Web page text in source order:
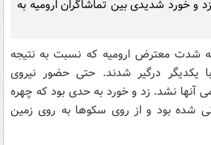
و خورد شدیدی بین تماشاگران ارومیه به
شدت معترض ارومیه که نسبت به نتیجه
یکدیگر درگیر شدند. حتی حضور نیروی
آنها نشد. زد و خورد به حدی بود که چهره
شده بود و از روی سکوها به روی زمین